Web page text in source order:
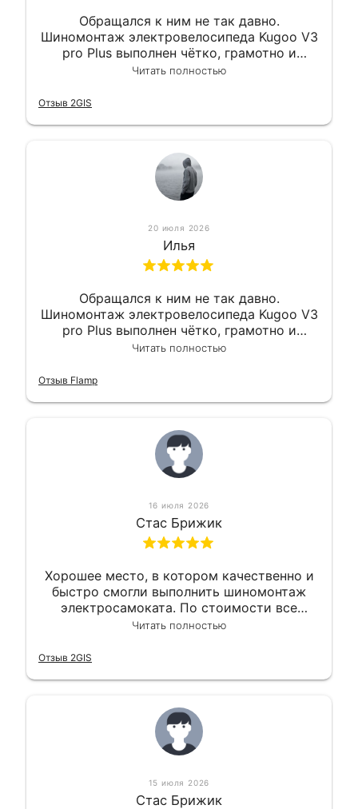
Обращался к ним не так давно.
Шиномонтаж электровелосипеда Kugoo V3
pro Plus выполнен чётко, грамотно и
квалифицированно. Всё сделано
Читать полностью
Отзыв 2GIS
20 июля 2026
Илья
Обращался к ним не так давно.
Шиномонтаж электровелосипеда Kugoo V3
pro Plus выполнен чётко, грамотно и
квалифицированно. Всё сделано
Читать полностью
Отзыв Flamp
16 июля 2026
Стас Брижик
Хорошее место, в котором качественно и
быстро смогли выполнить шиномонтаж
электросамоката. По стоимости все
вышло вообще приемлемо хочу сказать.
Читать полностью
Отзыв 2GIS
15 июля 2026
Стас Брижик